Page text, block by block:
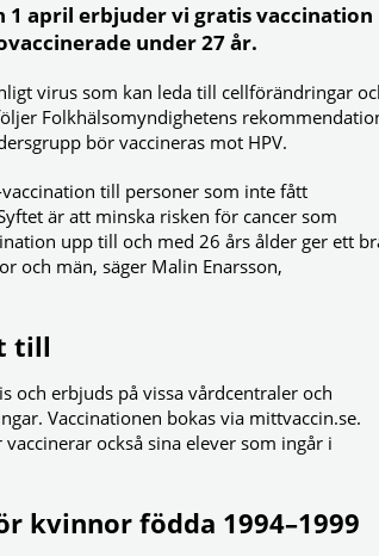
1 april erbjuder vi gratis vaccination
under 27 år.
virus som kan leda till cellförändringar
Folkhälsomyndighetens
bör vaccineras mot HPV.
till personer som inte fått
är att minska risken för cancer som
upp till och med 26 års ålder ger ett
och män, säger Malin Enarsson,
till
och erbjuds på vissa vårdcentraler och
Vaccinationen bokas via mittvaccin.se.
också sina elever som ingår i
kvinnor födda 1994–1999